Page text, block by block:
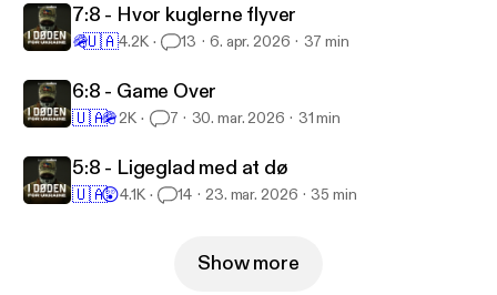
7:8 - Hvor kuglerne flyver
🪖🇺🇦4.2K 13 6. apr. 2026 37 min
6:8 - Game Over
🇺🇦🪖2K 7 30. mar. 2026 31 min
5:8 - Ligeglad med at dø
🇺🇦😲4.1K 14 23. mar. 2026 35 min
Show more